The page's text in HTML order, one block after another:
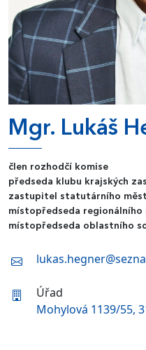
Mgr. Lukáš
člen rozhodčí komise
předseda klubu krajských
zastupitel statutárního
místopředseda regionálního
místopředseda oblastního
Úřad
Mohylová 1139/55,